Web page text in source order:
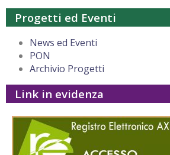
Progetti ed Eventi
News ed Eventi
PON
Archivio Progetti
Link in evidenza